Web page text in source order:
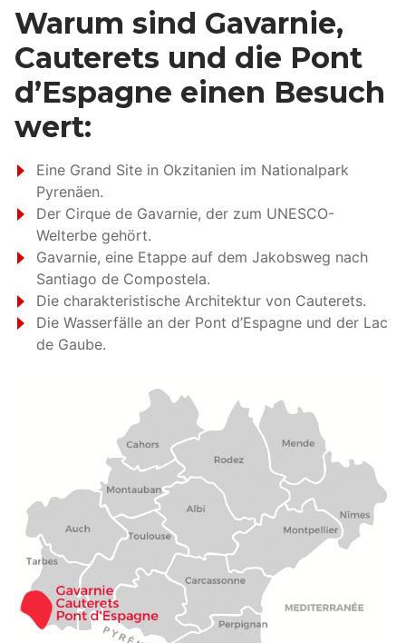
Warum sind Gavarnie,
Cauterets und die Pont
d’Espagne einen Besuch
wert:
Eine Grand Site in Okzitanien im Nationalpark
Pyrenäen.
Der Cirque de Gavarnie, der zum UNESCO-
Welterbe gehört.
Gavarnie, eine Etappe auf dem Jakobsweg nach
Santiago de Compostela.
Die charakteristische Architektur von Cauterets.
Die Wasserfälle an der Pont d’Espagne und der Lac
de Gaube.